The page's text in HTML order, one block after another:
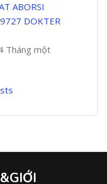
ABORSI
DOKTER
Tháng một